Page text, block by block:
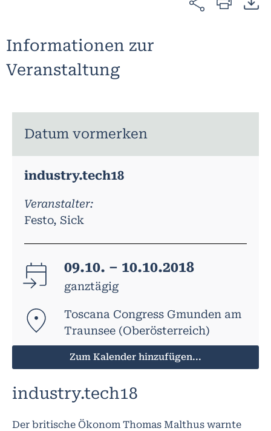
Informationen zur
Veranstaltung
Datum vormerken
industry.tech18
Veranstalter:
Festo, Sick
09.10. – 10.10.2018
ganztägig
Toscana Congress Gmunden am
Traunsee (Oberösterreich)
Zum Kalender hinzufügen...
industry.tech18
Der britische Ökonom Thomas Malthus warnte